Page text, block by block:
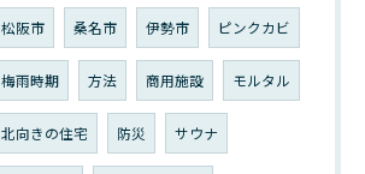
松阪市 桑名市 伊勢市 ピンクカビ
梅雨時期 方法 商用施設 モルタル
北向きの住宅 防災 サウナ